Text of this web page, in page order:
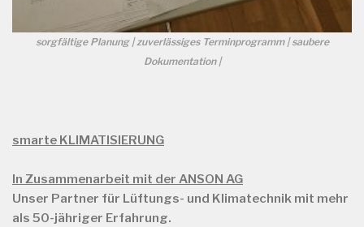
sorgfältige Planung | zuverlässiges Terminprogramm | saubere
Dokumentation |
smarte KLIMATISIERUNG
In Zusammenarbeit mit der ANSON AG
Unser Partner für Lüftungs- und Klimatechnik mit mehr
als 50-jähriger Erfahrung.